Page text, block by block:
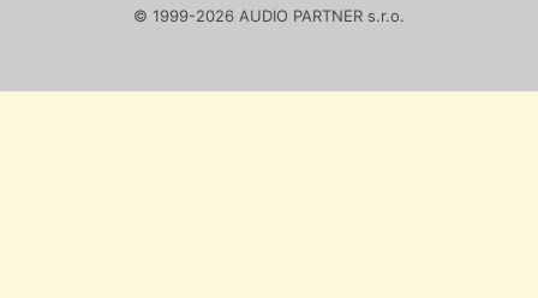
© 1999-2026 AUDIO PARTNER s.r.o.